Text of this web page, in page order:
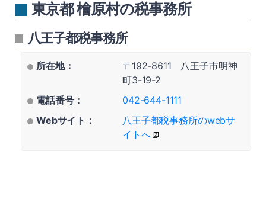
東京都 檜原村の税事務所
八王子都税事務所
所在地：
〒192-8611 八王子市明神
町3-19-2
電話番号：
042-644-1111
Webサイト：
八王子都税事務所のwebサ
イトへ